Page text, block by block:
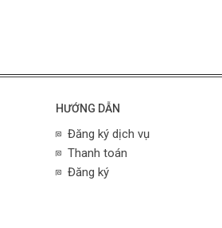
HƯỚNG DẪN
Đăng ký dịch vụ
Thanh toán
Đăng ký